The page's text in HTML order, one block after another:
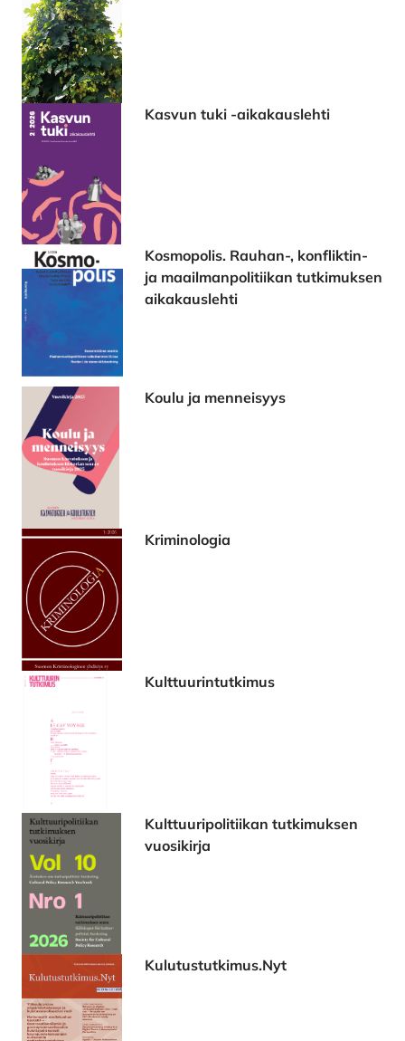
Kasvun tuki -aikakauslehti
Kosmopolis. Rauhan-, konfliktin-
ja maailmanpolitiikan tutkimuksen
aikakauslehti
Koulu ja menneisyys
Kriminologia
Kulttuurintutkimus
Kulttuuripolitiikan tutkimuksen
vuosikirja
Kulutustutkimus.Nyt